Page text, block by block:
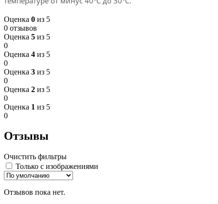
Оценка 0 из 5
0 отзывов
Оценка 5 из 5
0
Оценка 4 из 5
0
Оценка 3 из 5
0
Оценка 2 из 5
0
Оценка 1 из 5
0
Отзывы
Очистить фильтры
Только с изображениями
Отзывов пока нет.